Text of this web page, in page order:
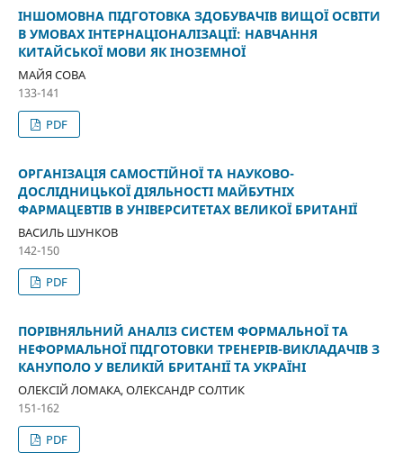
ІНШОМОВНА ПІДГОТОВКА ЗДОБУВАЧІВ ВИЩОЇ ОСВІТИ
В УМОВАХ ІНТЕРНАЦІОНАЛІЗАЦІЇ: НАВЧАННЯ
КИТАЙСЬКОЇ МОВИ ЯК ІНОЗЕМНОЇ
МАЙЯ СОВА
133-141
PDF
ОРГАНІЗАЦІЯ САМОСТІЙНОЇ ТА НАУКОВО-
ДОСЛІДНИЦЬКОЇ ДІЯЛЬНОСТІ МАЙБУТНІХ
ФАРМАЦЕВТІВ В УНІВЕРСИТЕТАХ ВЕЛИКОЇ БРИТАНІЇ
ВАСИЛЬ ШУНКОВ
142-150
PDF
ПОРІВНЯЛЬНИЙ АНАЛІЗ СИСТЕМ ФОРМАЛЬНОЇ ТА
НЕФОРМАЛЬНОЇ ПІДГОТОВКИ ТРЕНЕРІВ-ВИКЛАДАЧІВ З
КАНУПОЛО У ВЕЛИКІЙ БРИТАНІЇ ТА УКРАЇНІ
ОЛЕКСІЙ ЛОМАКА, ОЛЕКСАНДР СОЛТИК
151-162
PDF